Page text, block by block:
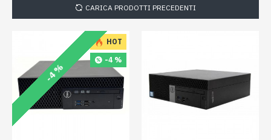
CARICA PRODOTTI PRECEDENTI
HOT
-4 %
-4 %